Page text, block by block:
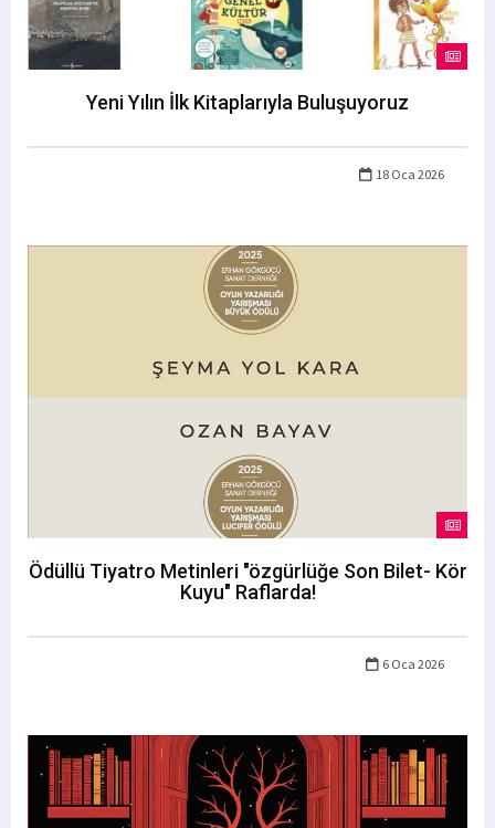
Yeni Yılın İlk Kitaplarıyla Buluşuyoruz
18 Oca 2026
Ödüllü Tiyatro Metinleri "özgürlüğe Son Bilet- Kör
Kuyu" Raflarda!
6 Oca 2026